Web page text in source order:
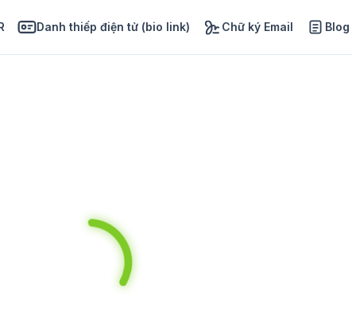
Danh thiếp điện tử (bio link) Chữ ký Email Blog